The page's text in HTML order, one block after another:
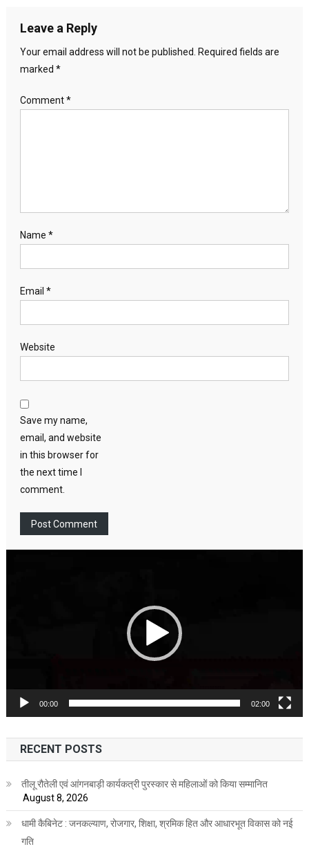
Leave a Reply
Your email address will not be published.
Required fields are
marked *
Comment*
Name *
Email *
Website
Save my name,
email, and website
in this browser for
the next time I
comment.
00:00 02:00
RECENT POSTS
तीलू रौतेली एवं आंगनबाड़ी कार्यकत्री पुरस्कार से महिलाओं को किया सम्मानित
August 8, 2026
धामी कैबिनेट : जनकल्याण, रोजगार, शिक्षा, श्रमिक हित और आधारभूत विकास को नई
गति